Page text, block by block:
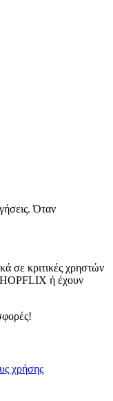
Όταν
σε κριτικές χρηστών
ή έχουν
χρήσης